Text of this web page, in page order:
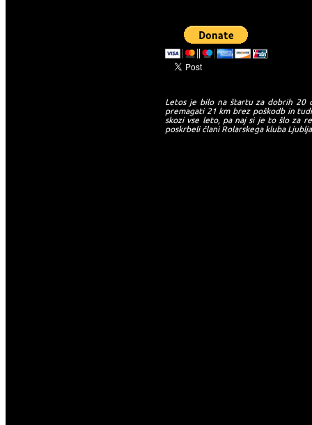
Letos je bilo na štartu za dobrih 20
premagati 21 km brez poškodb in
skozi vse leto, pa naj si je to šlo za
poskrbeli člani Rolarskega kluba